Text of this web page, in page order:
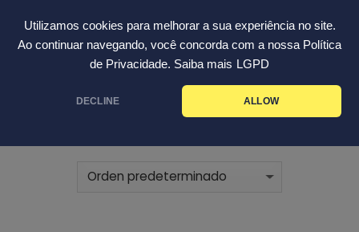
Utilizamos cookies para melhorar a sua experiência no site.
Ao continuar navegando, você concorda com a nossa Política
de Privacidade. Saiba mais LGPD
DECLINE ALLOW
content
INICIO
ACIDULANTES